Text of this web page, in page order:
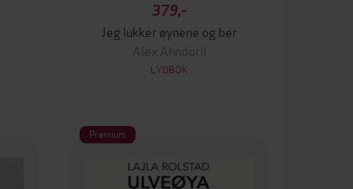
379,-
Jeg lukker øynene og ber
Alex Ahndoril
LYDBOK
Premium